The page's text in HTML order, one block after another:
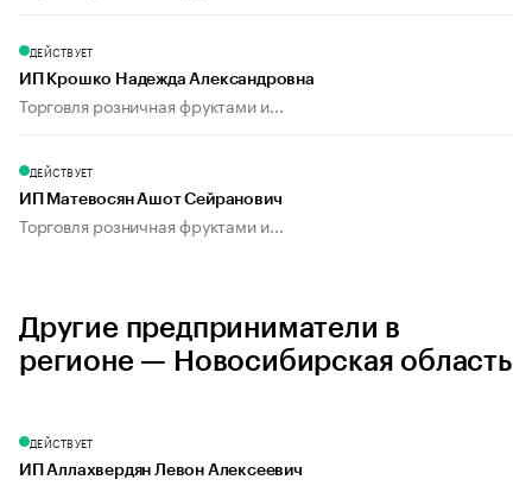
ДЕЙСТВУЕТ
ИП Крошко Надежда Александровна
Торговля розничная фруктами и...
ДЕЙСТВУЕТ
ИП Матевосян Ашот Сейранович
Торговля розничная фруктами и...
Другие предприниматели в
регионе — Новосибирская область
ДЕЙСТВУЕТ
ИП Аллахвердян Левон Алексеевич